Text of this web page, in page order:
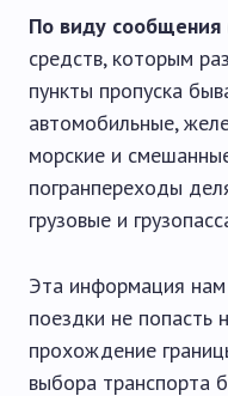
По виду сообщения
средств, которым
пункты пропуска
автомобильные,
морские и
погранпереходы
грузовые и
Эта информация
поездки не попасть
прохождение
выбора транспорта